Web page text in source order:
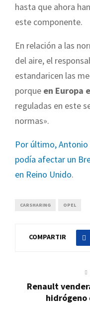
hasta que ahora
este componente.
En relación a las
del aire, el
estandaricen las
porque en Europa
reguladas en este
normas».
Por último,
podía afectar un
en Reino Unido.
CARSHARING OPEL
COMPARTIR
Renault
hidrógeno